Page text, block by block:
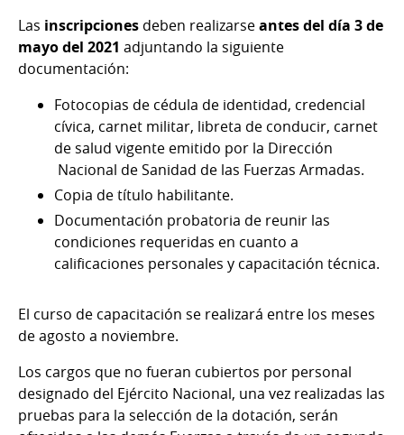
Las inscripciones deben realizarseantes del día 3 de
mayo del 2021 adjuntando la siguiente
documentación:
Fotocopias de cédula de identidad, credencial
cívica, carnet militar, libreta de conducir, carnet
de salud vigente emitido por la Dirección
Nacional de Sanidad de las Fuerzas Armadas.
Copia de título habilitante.
Documentación probatoria de reunir las
condiciones requeridas en cuanto a
calificaciones personales y capacitación técnica.
El curso de capacitación se realizará entre los meses
de agosto a noviembre.
Los cargos que no fueran cubiertos por personal
designado del Ejército Nacional, una vez realizadas las
pruebas para la selección de la dotación, serán